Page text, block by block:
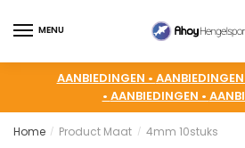
MENU
AANBIEDINGEN • AANBIEDINGEN
• AANBIEDINGEN •
Home / Product Maat / 4mm 10stuks